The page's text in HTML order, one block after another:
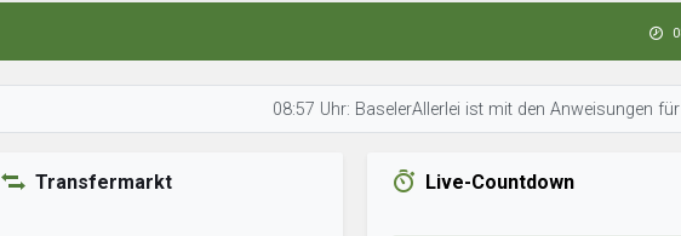
08:57 Uhr: BaselerAllerlei ist mit den Anweisungen für sein
Transfermarkt Live-Countdown